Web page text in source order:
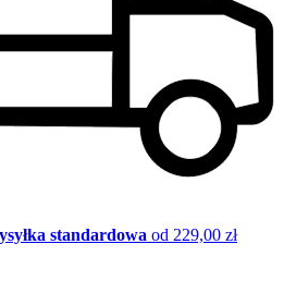
standardowa od 229,00 zł